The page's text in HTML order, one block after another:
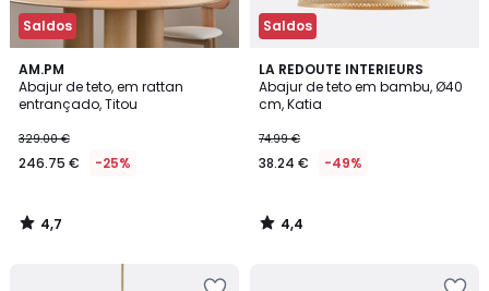
Saldos
AM.PM
Abajur de teto, em rattan
entrançado, Titou
329.00 €
246.75 € -25%
4,7
/ 5
4,7
/
Saldos
LA REDOUTE INTERIEURS
Abajur de teto em bambu, Ø40
cm, Katia
74.99 €
38.24 € -49%
4,4
/ 5
4,4
/